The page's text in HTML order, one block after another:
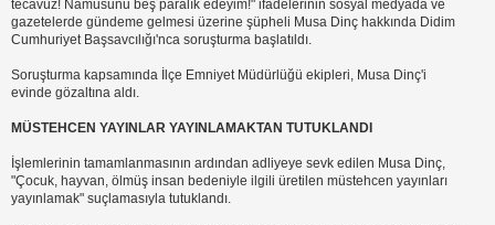
tecavüz! Namusunu beş paralık edeyim!" ifadelerinin sosyal medyada ve
gazetelerde gündeme gelmesi üzerine şüpheli Musa Dinç hakkında Didim
Cumhuriyet Başsavcılığı'nca soruşturma başlatıldı.
Soruşturma kapsamında İlçe Emniyet Müdürlüğü ekipleri, Musa Dinç'i
evinde gözaltına aldı.
MÜSTEHCEN YAYINLAR YAYINLAMAKTAN TUTUKLANDI
İşlemlerinin tamamlanmasının ardından adliyeye sevk edilen Musa Dinç,
"Çocuk, hayvan, ölmüş insan bedeniyle ilgili üretilen müstehcen yayınları
yayınlamak" suçlamasıyla tutuklandı.